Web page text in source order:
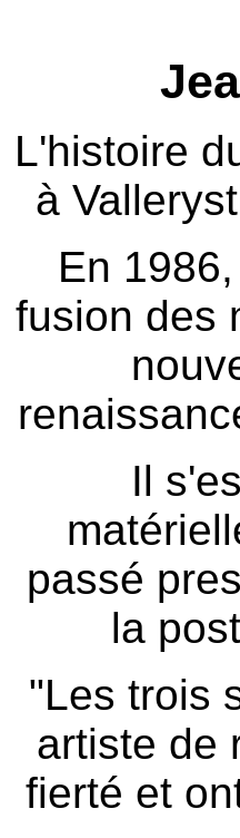
L'histoire
à
En
fusion des
Il
passé
la
"Les trois
artiste de
fierté et